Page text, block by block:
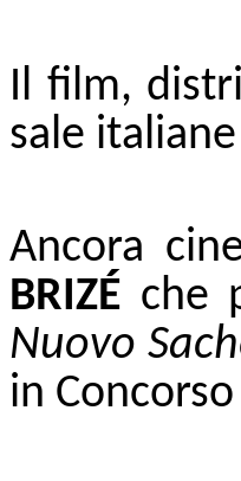
Il film,
sale
Ancora
BRIZÉ che
Nuovo
in